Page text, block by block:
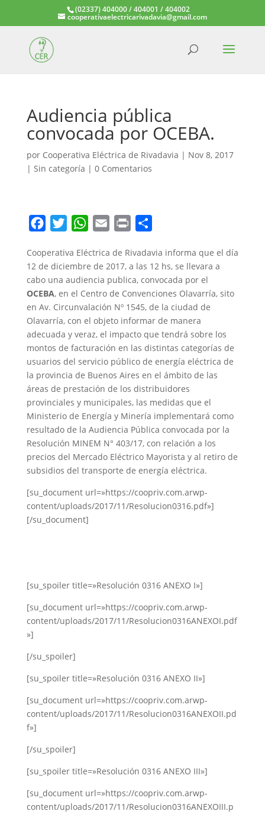
(02337) 404000 / 404001 / 404002
cooperativaelectricarivadavia@gmail.com
Audiencia pública
convocada por OCEBA.
por Cooperativa Eléctrica de Rivadavia | Nov 8, 2017
| Sin categoría | 0 Comentarios
c
e
b
o
o
k
i
t
t
e
r
W
a
t
s
A
p
p
a
i
l
i
n
t
m
p
a
r
t
i
Cooperativa Eléctrica de Rivadavia informa que el día
12 de diciembre de 2017, a las 12 hs, se llevara a
cabo una audiencia publica, convocada por el
OCEBA, en el Centro de Convenciones Olavarría, sito
en Av. Circunvalación Nº 1545, de la ciudad de
Olavarría, con el objeto informar de manera
adecuada y veraz, el impacto que tendrá sobre los
montos de facturación en las distintas categorías de
usuarios del servicio público de energía eléctrica de
la provincia de Buenos Aires en el ámbito de las
áreas de prestación de los distribuidores
provinciales y municipales, las medidas que el
Ministerio de Energía y Minería implementará como
resultado de la Audiencia Pública convocada por la
Resolución MINEM N° 403/17, con relación a los
precios del Mercado Eléctrico Mayorista y al retiro de
subsidios del transporte de energía eléctrica.
[su_document url=»https://coopriv.com.arwp-
content/uploads/2017/11/Resolucion0316.pdf»]
[/su_document]
[su_spoiler title=»Resolución 0316 ANEXO I»]
[su_document url=»https://coopriv.com.arwp-
content/uploads/2017/11/Resolucion0316ANEXOI.pdf
»]
[/su_spoiler]
[su_spoiler title=»Resolución 0316 ANEXO II»]
[su_document url=»https://coopriv.com.arwp-
content/uploads/2017/11/Resolucion0316ANEXOII.pd
f»]
[/su_spoiler]
[su_spoiler title=»Resolución 0316 ANEXO III»]
[su_document url=»https://coopriv.com.arwp-
content/uploads/2017/11/Resolucion0316ANEXOIII.p